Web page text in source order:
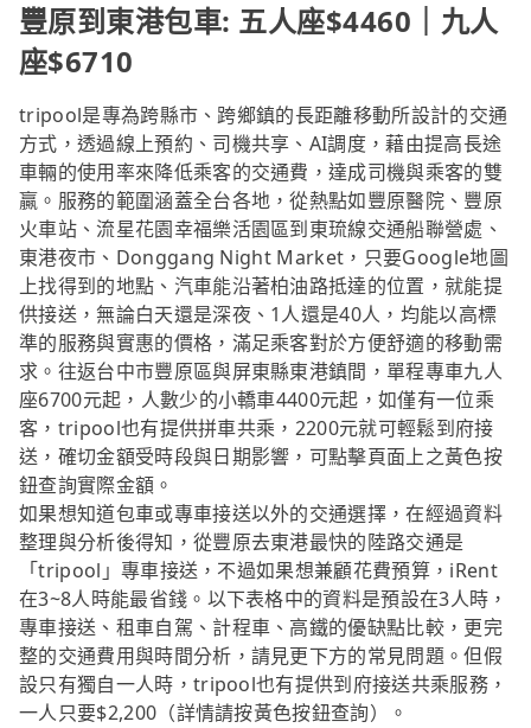
豐原到東港包車: 五人座$4460｜九人
座$6710
tripool是專為跨縣市、跨鄉鎮的長距離移動所設計的交通
方式，透過線上預約、司機共享、AI調度，藉由提高長途
車輛的使用率來降低乘客的交通費，達成司機與乘客的雙
贏。服務的範圍涵蓋全台各地，從熱點如豐原醫院、豐原
火車站、流星花園幸福樂活園區到東琉線交通船聯營處、
東港夜市、Donggang Night Market，只要Google地圖
上找得到的地點、汽車能沿著柏油路抵達的位置，就能提
供接送，無論白天還是深夜、1人還是40人，均能以高標
準的服務與實惠的價格，滿足乘客對於方便舒適的移動需
求。往返台中市豐原區與屏東縣東港鎮間，單程專車九人
座6700元起，人數少的小轎車4400元起，如僅有一位乘
客，tripool也有提供拼車共乘，2200元就可輕鬆到府接
送，確切金額受時段與日期影響，可點擊頁面上之黃色按
鈕查詢實際金額。
如果想知道包車或專車接送以外的交通選擇，在經過資料
整理與分析後得知，從豐原去東港最快的陸路交通是
「tripool」專車接送，不過如果想兼顧花費預算，iRent
在3~8人時能最省錢。以下表格中的資料是預設在3人時，
專車接送、租車自駕、計程車、高鐵的優缺點比較，更完
整的交通費用與時間分析，請見更下方的常見問題。但假
設只有獨自一人時，tripool也有提供到府接送共乘服務，
一人只要$2,200（詳情請按黃色按鈕查詢）。